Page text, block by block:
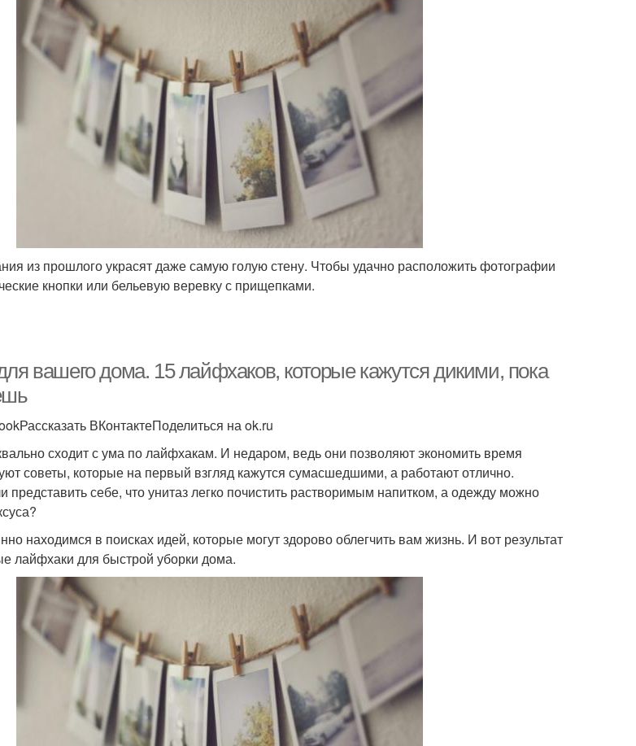
из прошлого украсят даже самую голую стену. Чтобы удачно расположить фотографии
кнопки или бельевую веревку с прищепками.
вашего дома. 15 лайфхаков, которые кажутся дикими, пока
ВКонтактеПоделиться на ok.ru
сходит с ума по лайфхакам. И недаром, ведь они позволяют экономить время
советы, которые на первый взгляд кажутся сумасшедшими, а работают отлично.
представить себе, что унитаз легко почистить растворимым напитком, а одежду можно
находимся в поисках идей, которые могут здорово облегчить вам жизнь. И вот результат
лайфхаки для быстрой уборки дома.